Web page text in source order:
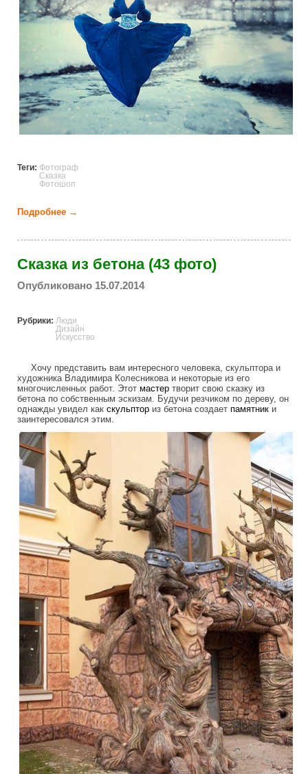
Теги: Фотограф
Сказка
Фотошоп
Подробнее →
Сказка из бетона (43 фото)
Опубликовано 15.07.2014
Рубрики: Люди
Дизайн
Искусство
Хочу представить вам интересного человека, скульптора и
художника Владимира Колесникова и некоторые из его
многочисленных работ. Этот мастер творит свою сказку из
бетона по собственным эскизам. Будучи резчиком по дереву, он
однажды увидел как скульптор из бетона создает памятник и
заинтересовался этим.
tale_of_concrete_2.jpg